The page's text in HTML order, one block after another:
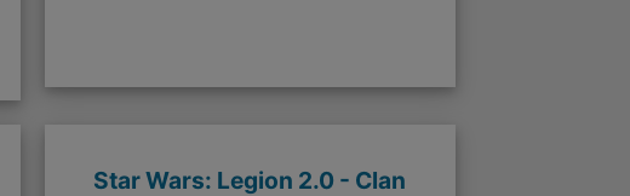
Star Wars: Legion 2.0 - Clan